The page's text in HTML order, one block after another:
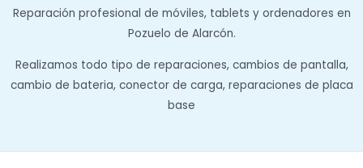
Reparación profesional de móviles, tablets y ordenadores en
Pozuelo de Alarcón.
Realizamos todo tipo de reparaciones, cambios de pantalla,
cambio de bateria, conector de carga, reparaciones de placa
base